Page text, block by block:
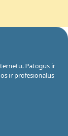
Patogus ir
ir profesionalus